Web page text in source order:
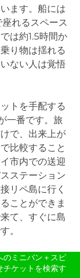
ます。船には
れるスペース
は約1.5時間か
り物は揺れる
ない人は覚悟
トを手配する
一番です。旅
で、出来上が
比較すること
市内での送迎
ステーション
リペ島に行く
ことができま
て、すぐに島
。
のミニバン＋スピ
チケットを検索す